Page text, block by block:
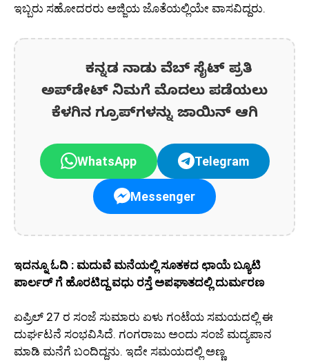
ಇಬ್ಬರು ಸಹೋದರರು ಅಜ್ಜಿಯ ಜೊತೆಯಲ್ಲಿಯೇ ವಾಸವಿದ್ದರು.
ಕನ್ನಡ ನಾಡು ವೆಬ್ ಸೈಟ್ ಪ್ರತಿ
ಅಪ್‌ಡೇಟ್‌ ನಿಮಗೆ ಮೊದಲು ಪಡೆಯಲು
ಕೆಳಗಿನ ಗ್ರೂಪ್‌ಗಳನ್ನು ಜಾಯಿನ್ ಆಗಿ
WhatsApp Telegram
Messenger
ಇದನ್ನೂ ಓದಿ : ಮದುವೆ ಮನೆಯಲ್ಲಿ ಸೂತಕದ ಛಾಯೆ ಬ್ಯೂಟಿ
ಪಾರ್ಲರ್ ಗೆ ಹೊರಟಿದ್ದ ವಧು ರಸ್ತೆ ಅಪಘಾತದಲ್ಲಿ ದುರ್ಮರಣ
ಏಪ್ರಿಲ್ 27 ರ ಸಂಜೆ ಸುಮಾರು ಏಳು ಗಂಟೆಯ ಸಮಯದಲ್ಲಿ ಈ
ದುರ್ಘಟನೆ ಸಂಭವಿಸಿದೆ. ಗಂಗರಾಜು ಅಂದು ಸಂಜೆ ಮದ್ಯಪಾನ
ಮಾಡಿ ಮನೆಗೆ ಬಂದಿದ್ದನು. ಇದೇ ಸಮಯದಲ್ಲಿ ಅಣ್ಣ